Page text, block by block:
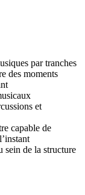
par tranches
des moments
et
capable de
sein de la structure